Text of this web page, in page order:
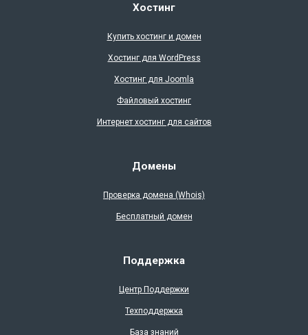
Хостинг
Купить хостинг и домен
Хостинг для WordPress
Хостинг для Joomla
Файловый хостинг
Интернет хостинг для сайтов
Домены
Проверка доменa (Whois)
Бесплатный домен
Поддержка
Центр Поддержки
Техподдержка
База знаний